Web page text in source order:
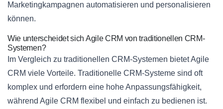
Marketingkampagnen automatisieren und personalisieren
können.
Wie unterscheidet sich Agile CRM von traditionellen CRM-
Systemen?
Im Vergleich zu traditionellen CRM-Systemen bietet Agile
CRM viele Vorteile. Traditionelle CRM-Systeme sind oft
komplex und erfordern eine hohe Anpassungsfähigkeit,
während Agile CRM flexibel und einfach zu bedienen ist.